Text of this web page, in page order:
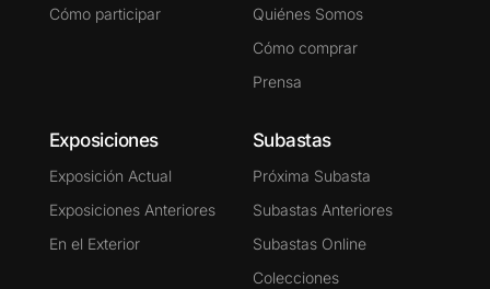
Cómo participar
Quiénes Somos
Cómo comprar
Prensa
Exposiciones
Exposición Actual
Exposiciones Anteriores
En el Exterior
Subastas
Próxima Subasta
Subastas Anteriores
Subastas Online
Colecciones